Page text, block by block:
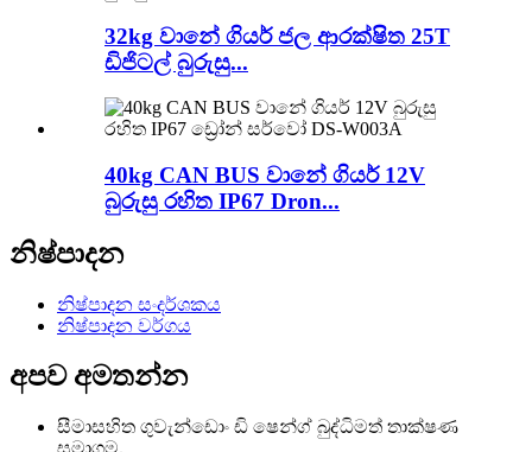
32kg වානේ ගියර් ජල ආරක්ෂිත 25T
ඩිජිටල් බුරුසු...
40kg CAN BUS වානේ ගියර් 12V
බුරුසු රහිත IP67 Dron...
නිෂ්පාදන
නිෂ්පාදන සංදර්ශකය
නිෂ්පාදන වර්ගය
අපව අමතන්න
සීමාසහිත ගුවැන්ඩොං ඩි ෂෙන්ග් බුද්ධිමත් තාක්ෂණ
සමාගම.